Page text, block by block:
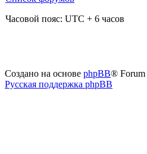
Часовой пояс: UTC + 6 часов
Создано на основе phpBB® Forum
Русская поддержка phpBB